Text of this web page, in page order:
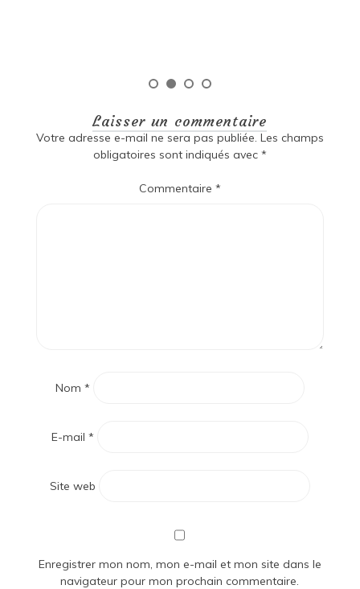
Laisser un commentaire
Votre adresse e-mail ne sera pas publiée. Les champs
obligatoires sont indiqués avec *
Commentaire *
Nom *
E-mail *
Site web
Enregistrer mon nom, mon e-mail et mon site dans le
navigateur pour mon prochain commentaire.